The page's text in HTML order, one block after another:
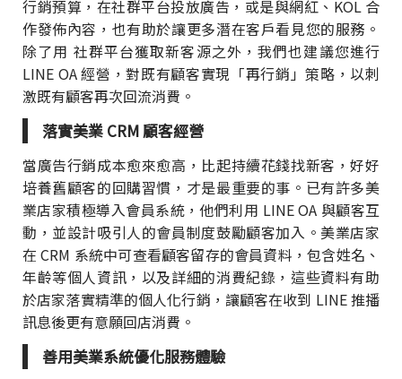
行銷預算，在社群平台投放廣告，或是與網紅、KOL 合
作發佈內容，也有助於讓更多潛在客戶看見您的服務。
除了用 社群平台獲取新客源之外，我們也建議您進行
LINE OA 經營，對既有顧客實現「再行銷」策略，以刺
激既有顧客再次回流消費。
落實美業 CRM 顧客經營
當廣告行銷成本愈來愈高，比起持續花錢找新客，好好
培養舊顧客的回購習慣，才是最重要的事。已有許多美
業店家積極導入會員系統，他們利用 LINE OA 與顧客互
動，並設計吸引人的會員制度鼓勵顧客加入。美業店家
在 CRM 系統中可查看顧客留存的會員資料，包含姓名、
年齡等個人資訊，以及詳細的消費紀錄，這些資料有助
於店家落實精準的個人化行銷，讓顧客在收到 LINE 推播
訊息後更有意願回店消費。
善用美業系統優化服務體驗